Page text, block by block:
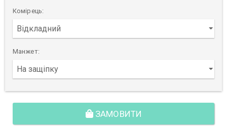
Комірець:
Манжет:
ЗАМОВИТИ